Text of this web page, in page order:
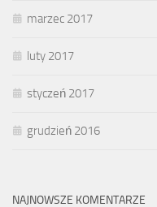
marzec 2017
luty 2017
styczeń 2017
grudzień 2016
NAJNOWSZE KOMENTARZE